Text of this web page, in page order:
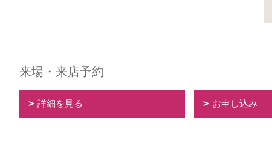
来場・来店予約
詳細を見る お申し込み